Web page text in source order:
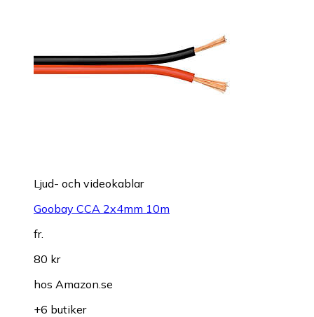
Ljud- och videokablar
Goobay CCA 2x4mm 10m
fr.
80 kr
hos Amazon.se
+6 butiker